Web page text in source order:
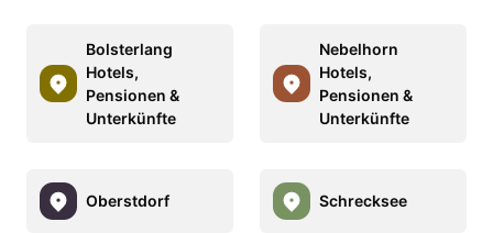
Bolsterlang
Hotels,
Pensionen &
Unterkünfte
Nebelhorn
Hotels,
Pensionen &
Unterkünfte
Oberstdorf Schrecksee